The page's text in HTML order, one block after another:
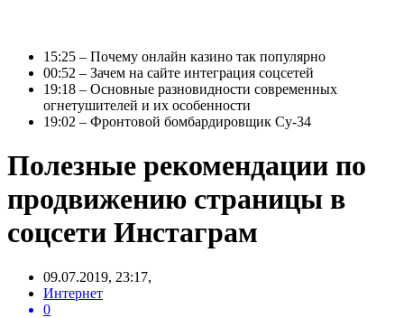
15:25 – Почему онлайн казино так популярно
00:52 – Зачем на сайте интеграция соцсетей
19:18 – Основные разновидности современных
огнетушителей и их особенности
19:02 – Фронтовой бомбардировщик Су-34
Полезные рекомендации по
продвижению страницы в
соцсети Инстаграм
09.07.2019, 23:17,
Интернет
0